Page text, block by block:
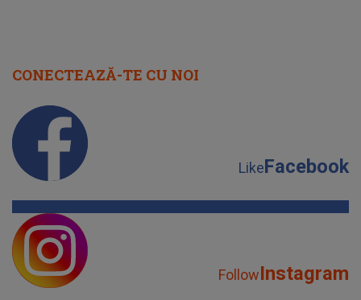
CONECTEAZĂ-TE CU NOI
LikeFacebook
FollowInstagram